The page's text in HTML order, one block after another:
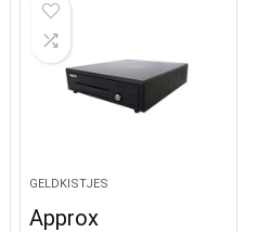
GELDKISTJES
Approx